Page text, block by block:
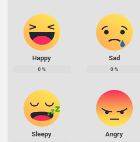
Happy
0%
Sad
0%
Sleepy Angry